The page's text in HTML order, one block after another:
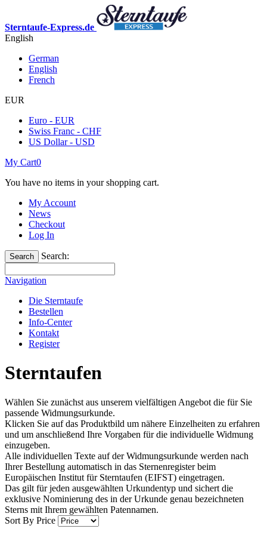
Sterntaufe-Express.de
English
German
English
French
EUR
Euro - EUR
Swiss Franc - CHF
US Dollar - USD
My Cart0
You have no items in your shopping cart.
My Account
News
Checkout
Log In
Search Search:
Navigation
Die Sterntaufe
Bestellen
Info-Center
Kontakt
Register
Sterntaufen
Wählen Sie zunächst aus unserem vielfältigen Angebot die für Sie
passende Widmungsurkunde.
Klicken Sie auf das Produktbild um nähere Einzelheiten zu erfahren
und um anschließend Ihre Vorgaben für die individuelle Widmung
einzugeben.
Alle individuellen Texte auf der Widmungsurkunde werden nach
Ihrer Bestellung automatisch in das Sternenregister beim
Europäischen Institut für Sterntaufen (EIFST) eingetragen.
Das gilt für jeden ausgewählten Urkundentyp und sichert die
exklusive Nominierung des in der Urkunde genau bezeichneten
Sterns mit Ihrem gewählten Patennamen.
Sort By Price